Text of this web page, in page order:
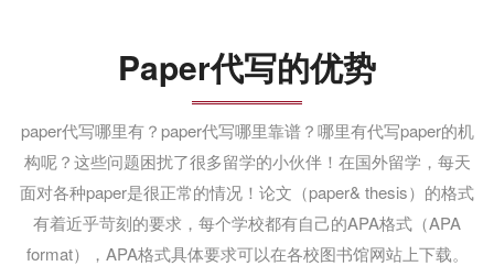
Paper代写的优势
paper代写哪里有？paper代写哪里靠谱？哪里有代写paper的机
构呢？这些问题困扰了很多留学的小伙伴！在国外留学，每天
面对各种paper是很正常的情况！论文（paper& thesis）的格式
有着近乎苛刻的要求，每个学校都有自己的APA格式（APA
format），APA格式具体要求可以在各校图书馆网站上下载。